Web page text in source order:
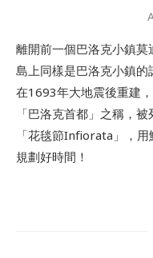
離開前一個巴洛克小鎮
島上同樣是巴洛克小鎮
在1693年大地震後重建
「巴洛克首都」之稱，
「花毯節Infiorata」，
規劃好時間！